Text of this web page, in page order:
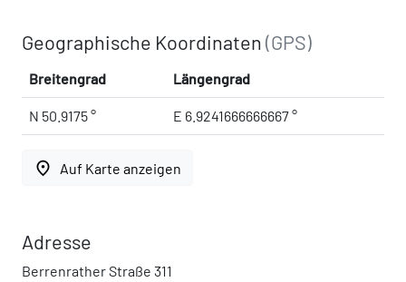
Geographische Koordinaten(GPS)
Breitengrad Längengrad
N 50.9175 ° E 6.9241666666667 °
place Auf Karte anzeigen
Adresse
Berrenrather Straße 311